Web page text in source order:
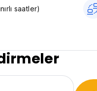
saatler)